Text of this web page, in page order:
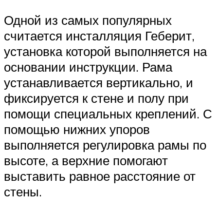
Одной из самых популярных
считается инсталляция Геберит,
установка которой выполняется на
основании инструкции. Рама
устанавливается вертикально, и
фиксируется к стене и полу при
помощи специальных креплений. С
помощью нижних упоров
выполняется регулировка рамы по
высоте, а верхние помогают
выставить равное расстояние от
стены.